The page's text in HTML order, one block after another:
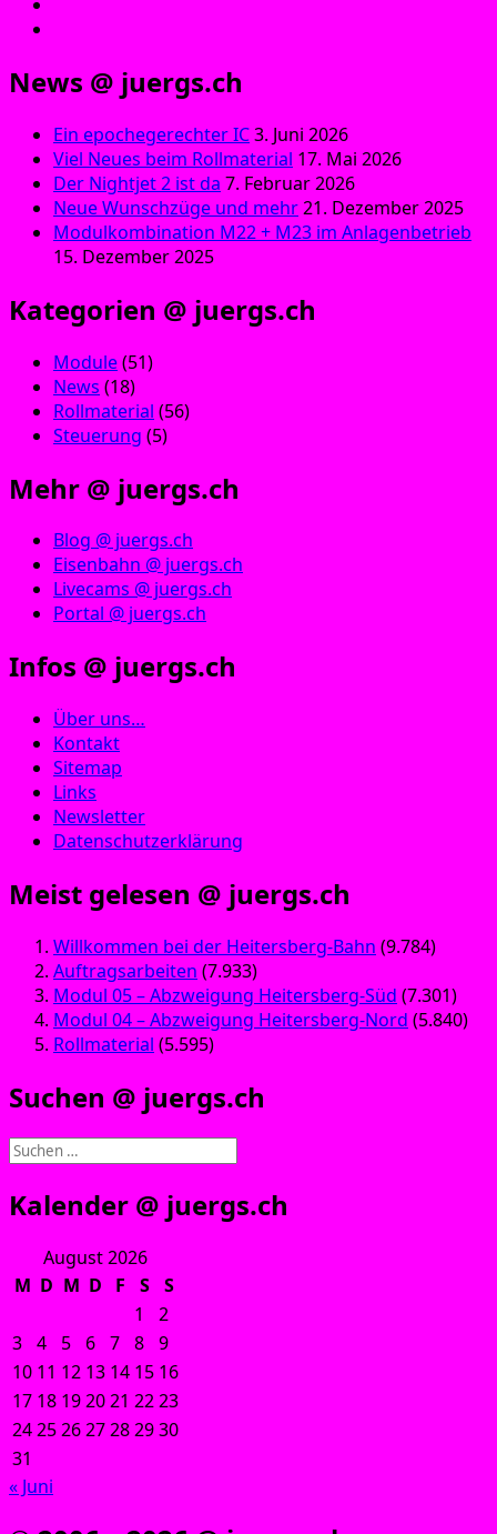
News @ juergs.ch
Ein epochegerechter IC3. Juni 2026
Viel Neues beim Rollmaterial 17. Mai 2026
Der Nightjet 2 ist da 7. Februar 2026
Neue Wunschzüge und mehr21. Dezember 2025
Modulkombination M22 + M23 im Anlagenbetrieb
15. Dezember 2025
Kategorien @ juergs.ch
Module(51)
News (18)
Rollmaterial (56)
Steuerung (5)
Mehr @ juergs.ch
Blog @ juergs.ch
Eisenbahn @ juergs.ch
Livecams @ juergs.ch
Portal @ juergs.ch
Infos @ juergs.ch
Über uns…
Kontakt
Sitemap
Links
Newsletter
Datenschutzerklärung
Meist gelesen @ juergs.ch
Willkommen bei der Heitersberg-Bahn (9.784)
Auftragsarbeiten (7.933)
Modul 05 – Abzweigung Heitersberg-Süd (7.301)
Modul 04 – Abzweigung Heitersberg-Nord (5.840)
Rollmaterial (5.595)
Suchen @ juergs.ch
Suchen
Kalender @ juergs.ch
August 2026
M D M D F S
S
1
2
3 4 5 6 7 8 9
10 11 12 13 14 15 16
17 18 192021 2223
24252627282930
31
« Juni